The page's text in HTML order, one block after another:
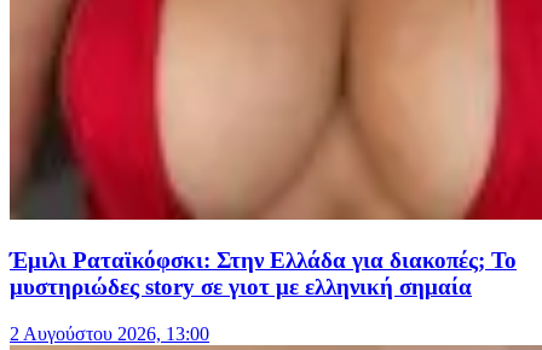
Έμιλι Ραταϊκόφσκι: Στην Ελλάδα για διακοπές; Το
μυστηριώδες story σε γιοτ με ελληνική σημαία
2 Αυγούστου 2026, 13:00